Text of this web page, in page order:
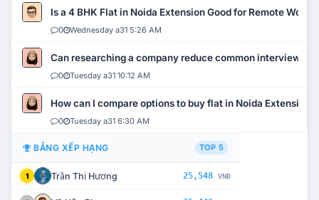
Is a 4 BHK Flat in Noida Extension Good for Remote Work?
0 Wednesday a31 5:26 AM
Can researching a company reduce common interview
0 Tuesday a31 10:12 AM
How can I compare options to buy flat in Noida Extension?
0 Tuesday a31 6:30 AM
BẢNG XẾP HẠNG TOP 5
1 Trần Thị Hương 25,548 VNĐ